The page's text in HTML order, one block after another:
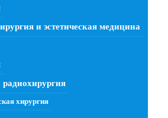
и эстетическая медицина
хирургия